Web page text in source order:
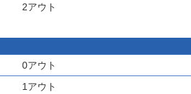
2アウト
0アウト
1アウト